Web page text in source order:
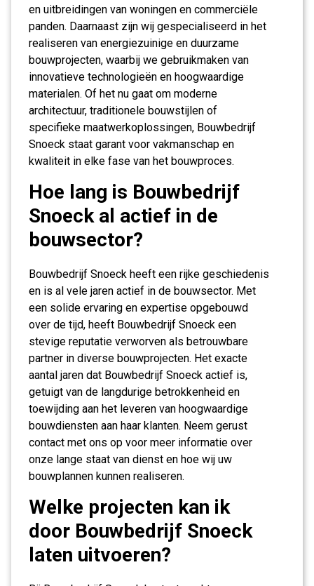
en uitbreidingen van woningen en commerciële
panden. Daarnaast zijn wij gespecialiseerd in het
realiseren van energiezuinige en duurzame
bouwprojecten, waarbij we gebruikmaken van
innovatieve technologieën en hoogwaardige
materialen. Of het nu gaat om moderne
architectuur, traditionele bouwstijlen of
specifieke maatwerkoplossingen, Bouwbedrijf
Snoeck staat garant voor vakmanschap en
kwaliteit in elke fase van het bouwproces.
Hoe lang is Bouwbedrijf
Snoeck al actief in de
bouwsector?
Bouwbedrijf Snoeck heeft een rijke geschiedenis
en is al vele jaren actief in de bouwsector. Met
een solide ervaring en expertise opgebouwd
over de tijd, heeft Bouwbedrijf Snoeck een
stevige reputatie verworven als betrouwbare
partner in diverse bouwprojecten. Het exacte
aantal jaren dat Bouwbedrijf Snoeck actief is,
getuigt van de langdurige betrokkenheid en
toewijding aan het leveren van hoogwaardige
bouwdiensten aan haar klanten. Neem gerust
contact met ons op voor meer informatie over
onze lange staat van dienst en hoe wij uw
bouwplannen kunnen realiseren.
Welke projecten kan ik
door Bouwbedrijf Snoeck
laten uitvoeren?